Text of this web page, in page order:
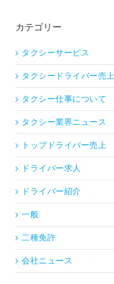
カテゴリー
タクシーサービス
タクシードライバー売上
タクシー仕事について
タクシー業界ニュース
トップドライバー売上
ドライバー求人
ドライバー紹介
一般
二種免許
会社ニュース